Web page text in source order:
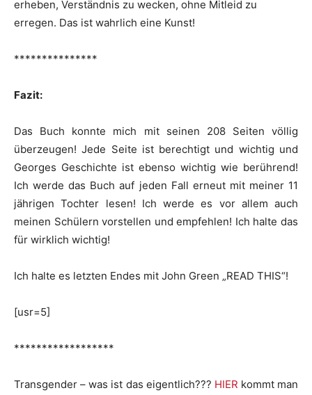
erheben, Verständnis zu wecken, ohne Mitleid zu
erregen. Das ist wahrlich eine Kunst!
***************
Fazit:
Das Buch konnte mich mit seinen 208 Seiten völlig
überzeugen! Jede Seite ist berechtigt und wichtig und
Georges Geschichte ist ebenso wichtig wie berührend!
Ich werde das Buch auf jeden Fall erneut mit meiner 11
jährigen Tochter lesen! Ich werde es vor allem auch
meinen Schülern vorstellen und empfehlen! Ich halte das
für wirklich wichtig!
Ich halte es letzten Endes mit John Green „READ THIS“!
[usr=5]
******************
Transgender – was ist das eigentlich??? HIER kommt man